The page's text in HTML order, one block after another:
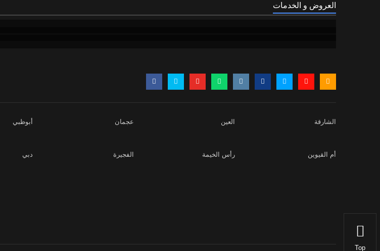
العروض و الخدمات
أبوظبي عجمان العين الشارقة
دبي الفجيرة رأس الخيمة أم القيوين
Top